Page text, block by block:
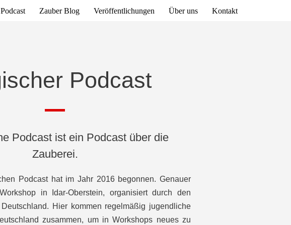
Podcast Zauber Blog Veröffentlichungen Über uns Kontakt
Podcast
Podcast ist ein Podcast über die
Zauberei.
Podcast hat im Jahr 2016 begonnen. Genauer
in Idar-Oberstein, organisiert durch den
Hier kommen regelmäßig jugendliche
zusammen, um in Workshops neues zu